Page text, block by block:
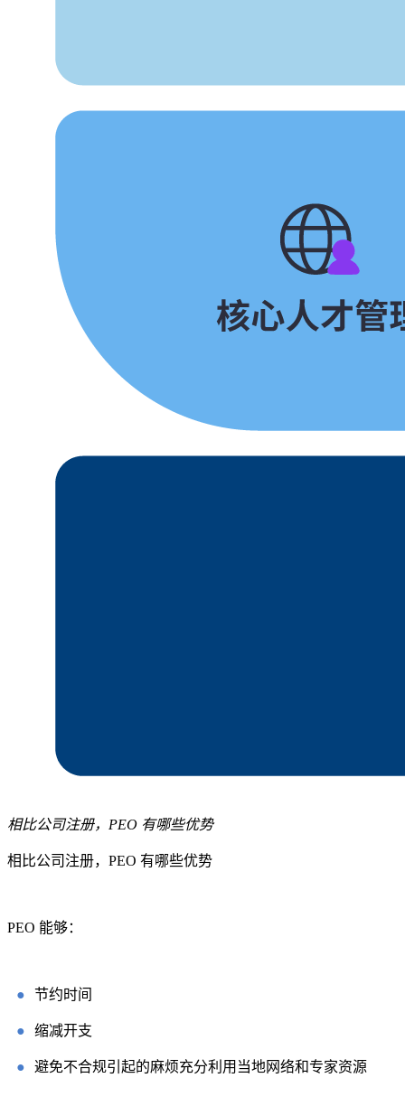
相比公司注册，PEO 有哪些优势
相比公司注册，PEO 有哪些优势
PEO 能够：
● 节约时间
● 缩减开支
● 避免不合规引起的麻烦充分利用当地网络和专家资源